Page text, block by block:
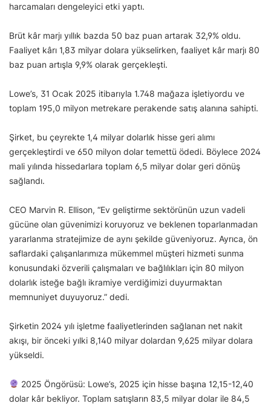
harcamaları dengeleyici etki yaptı.
Brüt kâr marjı yıllık bazda 50 baz puan artarak 32,9% oldu.
Faaliyet kârı 1,83 milyar dolara yükselirken, faaliyet kâr marjı 80
baz puan artışla 9,9% olarak gerçekleşti.
Lowe’s, 31 Ocak 2025 itibarıyla 1.748 mağaza işletiyordu ve
toplam 195,0 milyon metrekare perakende satış alanına sahipti.
Şirket, bu çeyrekte 1,4 milyar dolarlık hisse geri alımı
gerçekleştirdi ve 650 milyon dolar temettü ödedi. Böylece 2024
mali yılında hissedarlara toplam 6,5 milyar dolar geri dönüş
sağlandı.
CEO Marvin R. Ellison, “Ev geliştirme sektörünün uzun vadeli
gücüne olan güvenimizi koruyoruz ve beklenen toparlanmadan
yararlanma stratejimize de aynı şekilde güveniyoruz. Ayrıca, ön
saflardaki çalışanlarımıza mükemmel müşteri hizmeti sunma
konusundaki özverili çalışmaları ve bağlılıkları için 80 milyon
dolarlık isteğe bağlı ikramiye verdiğimizi duyurmaktan
memnuniyet duyuyoruz.” dedi.
Şirketin 2024 yılı işletme faaliyetlerinden sağlanan net nakit
akışı, bir önceki yılki 8,140 milyar dolardan 9,625 milyar dolara
yükseldi.
2025 Öngörüsü: Lowe’s, 2025 için hisse başına 12,15-12,40
dolar kâr bekliyor. Toplam satışların 83,5 milyar dolar ile 84,5